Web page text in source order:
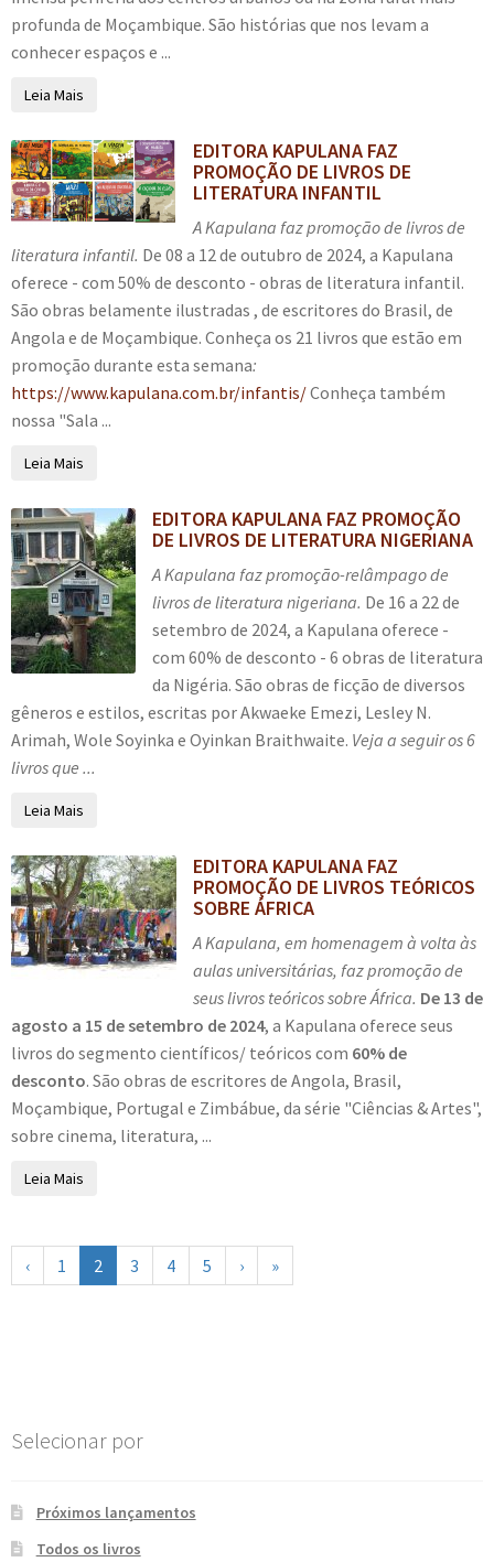
profunda de Moçambique. São histórias que nos levam a
conhecer espaços e ...
Leia Mais
EDITORA KAPULANA FAZ
PROMOÇÃO DE LIVROS DE
LITERATURA INFANTIL
A Kapulana faz promoção de livros de
literatura infantil. De 08 a 12 de outubro de 2024, a Kapulana
oferece - com 50% de desconto - obras de literatura infantil.
São obras belamente ilustradas , de escritores do Brasil, de
Angola e de Moçambique. Conheça os 21 livros que estão em
promoção durante esta semana:
https://www.kapulana.com.br/infantis/Conheça também
nossa "Sala ...
Leia Mais
EDITORA KAPULANA FAZ PROMOÇÃO
DE LIVROS DE LITERATURA NIGERIANA
A Kapulana faz promoção-relâmpago de
livros de literatura nigeriana. De 16 a 22 de
setembro de 2024, a Kapulana oferece -
com 60% de desconto - 6 obras de literatura
da Nigéria. São obras de ficção de diversos
gêneros e estilos, escritas por Akwaeke Emezi, Lesley N.
Arimah, Wole Soyinka e Oyinkan Braithwaite. Veja a seguir os 6
livros que ...
Leia Mais
EDITORA KAPULANA FAZ
PROMOÇÃO DE LIVROS TEÓRICOS
SOBRE ÁFRICA
A Kapulana, em homenagem à volta às
aulas universitárias, faz promoção de
seus livros teóricos sobre África. De 13 de
agosto a 15 de setembro de 2024, a Kapulana oferece seus
livros do segmento científicos/ teóricos com 60% de
desconto. São obras de escritores de Angola, Brasil,
Moçambique, Portugal e Zimbábue, da série "Ciências & Artes",
sobre cinema, literatura, ...
Leia Mais
‹ 1 2 3 4 5 › »
Selecionar por
Próximos lançamentos
Todos os livros